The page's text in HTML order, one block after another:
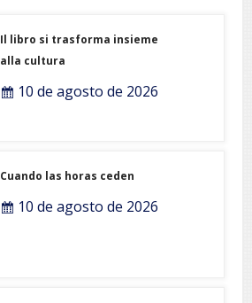
Il libro si trasforma insieme
alla cultura
10 de agosto de 2026
Cuando las horas ceden
10 de agosto de 2026